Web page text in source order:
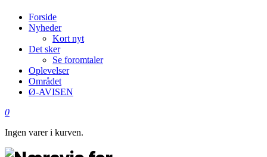
Forside
Nyheder
Kort nyt
Det sker
Se foromtaler
Oplevelser
Området
Ø-AVISEN
0
Ingen varer i kurven.